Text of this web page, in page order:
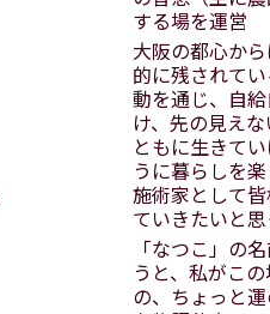
する場を運営
大阪の都心か
的に残されて
動を通じ、自
け、先の見え
ともに生きて
うに暮らしを楽
施術家として
ていきたいと思
「なつこ」の
うと、私がこ
の、ちょっと